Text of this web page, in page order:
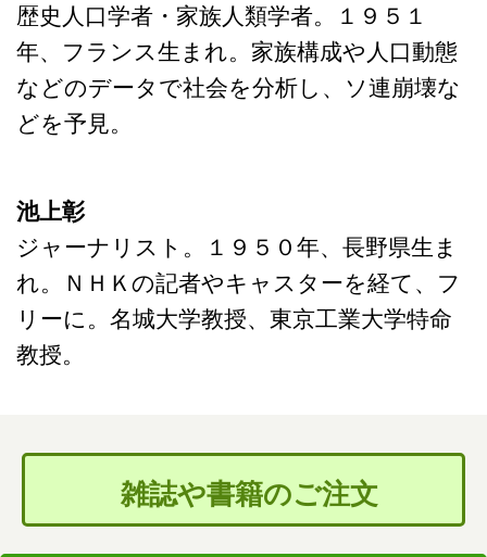
歴史人口学者・家族人類学者。１９５１
年、フランス生まれ。家族構成や人口動態
などのデータで社会を分析し、ソ連崩壊な
どを予見。
池上彰
ジャーナリスト。１９５０年、長野県生ま
れ。ＮＨＫの記者やキャスターを経て、フ
リーに。名城大学教授、東京工業大学特命
教授。
雑誌や書籍のご注文